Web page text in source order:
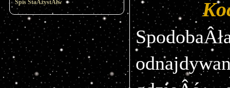
Spis StaÂżystĂłw